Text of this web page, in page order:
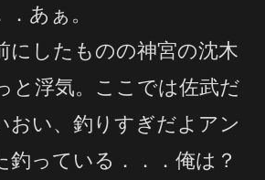
あぁ。
にしたものの神宮の沈木
と浮気。ここでは佐武だ
おい、釣りすぎだよアン
釣っている．．．俺は？